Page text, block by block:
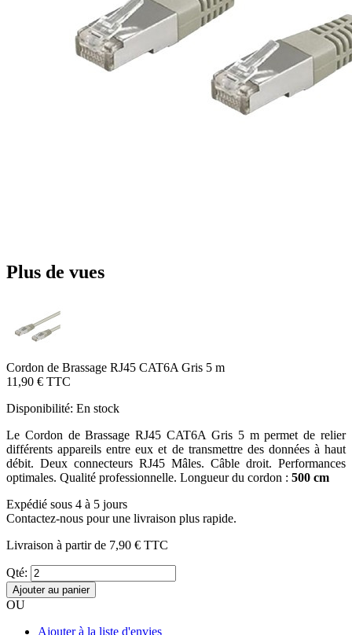
Plus de vues
Cordon de Brassage RJ45 CAT6A Gris 5 m
11,90 € TTC
Disponibilité: En stock
Le Cordon de Brassage RJ45 CAT6A Gris 5 m permet de relier
différents appareils entre eux et de transmettre des données à haut
débit. Deux connecteurs RJ45 Mâles. Câble droit. Performances
optimales. Qualité professionnelle. Longueur du cordon : 500 cm
Expédié sous 4 à 5 jours
Contactez-nous pour une livraison plus rapide.
Livraison à partir de 7,90 € TTC
Qté:
Ajouter au panier
OU
Ajouter à la liste d'envies